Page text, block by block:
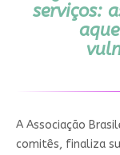
serviços:
A Associação
comitês, finaliza